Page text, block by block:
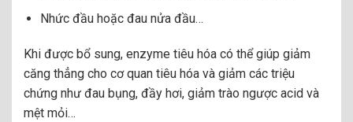
Nhức đầu hoặc đau nửa đầu…
Khi được bổ sung, enzyme tiêu hóa có thể giúp giảm
căng thẳng cho cơ quan tiêu hóa và giảm các triệu
chứng như đau bụng, đầy hơi, giảm trào ngược acid và
mệt mỏi…